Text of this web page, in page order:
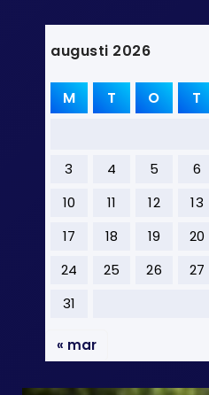
augusti 2026
M T O T
3
4 5 6
10
11 12 13
17
18 19 20
24
25 26 27
31
« mar